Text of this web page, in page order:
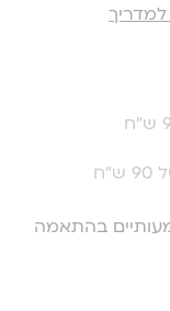
בהתאמה